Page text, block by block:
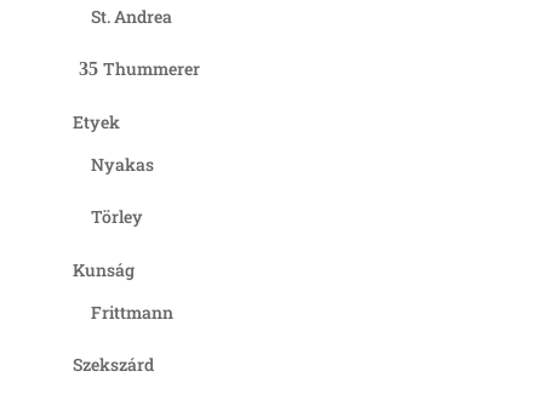
St. Andrea
Thummerer
Etyek
Nyakas
Törley
Kunság
Frittmann
Szekszárd